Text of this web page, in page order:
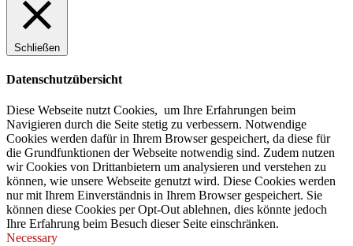
Schließen
Datenschutzübersicht
Diese Webseite nutzt Cookies, um Ihre Erfahrungen beim
Navigieren durch die Seite stetig zu verbessern. Notwendige
Cookies werden dafür in Ihrem Browser gespeichert, da diese für
die Grundfunktionen der Webseite notwendig sind. Zudem nutzen
wir Cookies von Drittanbietern um analysieren und verstehen zu
können, wie unsere Webseite genutzt wird. Diese Cookies werden
nur mit Ihrem Einverständnis in Ihrem Browser gespeichert. Sie
können diese Cookies per Opt-Out ablehnen, dies könnte jedoch
Ihre Erfahrung beim Besuch dieser Seite einschränken.
Necessary